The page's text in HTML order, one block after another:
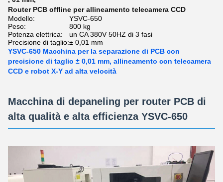
Router PCB offline per allineamento telecamera CCD
Modello:
YSVC-650
Peso:
800 kg
Potenza elettrica:
un CA 380V 50HZ di 3 fasi
Precisione di taglio:± 0,01 mm
YSVC-650 Macchina per la separazione di PCB con
precisione di taglio ± 0,01 mm, allineamento con telecamera
CCD e robot X-Y ad alta velocità
Macchina di depaneling per router PCB di
alta qualità e alta efficienza YSVC-650